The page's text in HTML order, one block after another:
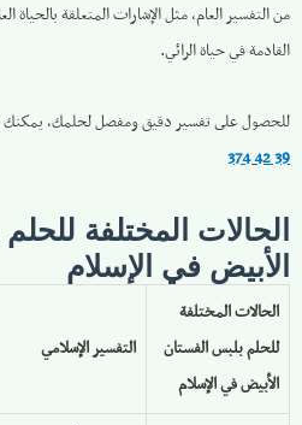
من التفسير العام، مثل الإشارات المتعلقة بالحياة
القادمة في حياة الرائي.
للحصول على تفسير دقيق ومفصل لحلمك، يمكنك
374 42 39
الحالات المختلفة
الأبيض في الإسلام
الحالات المختلفة
للحلم بلبس الفستان
الأبيض في الإسلام
التفسير الإسلامي